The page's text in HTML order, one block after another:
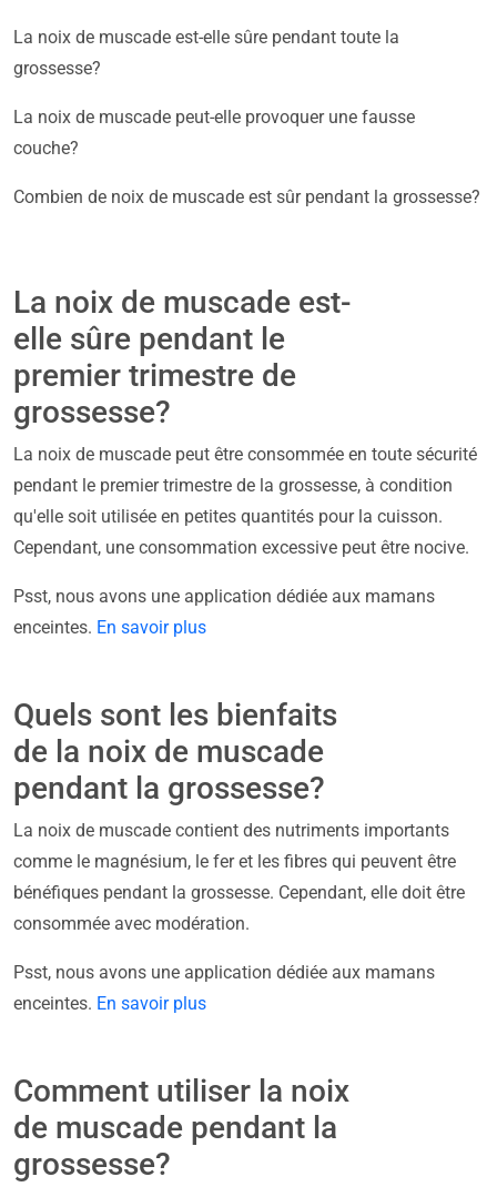
La noix de muscade est-elle sûre pendant toute la
grossesse?
La noix de muscade peut-elle provoquer une fausse
couche?
Combien de noix de muscade est sûr pendant la grossesse?
La noix de muscade est-
elle sûre pendant le
premier trimestre de
grossesse?
La noix de muscade peut être consommée en toute sécurité
pendant le premier trimestre de la grossesse, à condition
qu'elle soit utilisée en petites quantités pour la cuisson.
Cependant, une consommation excessive peut être nocive.
Psst, nous avons une application dédiée aux mamans
enceintes. En savoir plus
Quels sont les bienfaits
de la noix de muscade
pendant la grossesse?
La noix de muscade contient des nutriments importants
comme le magnésium, le fer et les fibres qui peuvent être
bénéfiques pendant la grossesse. Cependant, elle doit être
consommée avec modération.
Psst, nous avons une application dédiée aux mamans
enceintes. En savoir plus
Comment utiliser la noix
de muscade pendant la
grossesse?